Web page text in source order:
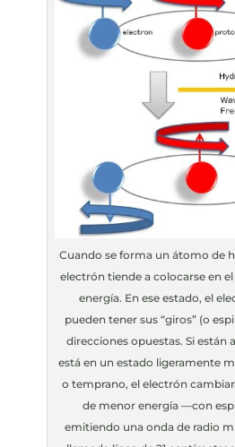
Cuando se forma un átomo de
electrón tiende a colocarse en
energía. En ese estado, el
pueden tener sus “giros” (o
direcciones opuestas. Si están
está en un estado ligeramente
o temprano, el electrón
de menor energía —con
emitiendo una onda de radio